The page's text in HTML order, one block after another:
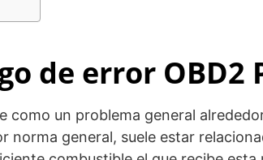
de error OBD2
como un problema general
norma general, suele estar